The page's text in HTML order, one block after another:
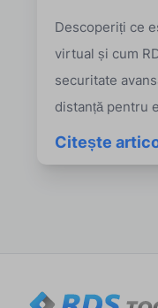
Descoperiți ce
virtual și cum
securitate
distanță pentru
Citește